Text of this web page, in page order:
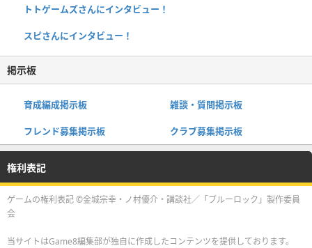
トトゲームズさんにインタビュー！
スピさんにインタビュー！
掲示板
育成編成掲示板 雑談・質問掲示板
フレンド募集掲示板 クラブ募集掲示板
権利表記
ゲームの権利表記 ©金城宗幸・ノ村優介・講談社／「ブルーロック」製作委員
会
当サイトはGame8編集部が独自に作成したコンテンツを提供しております。